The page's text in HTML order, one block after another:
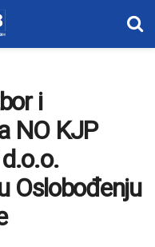
i
NO KJP
Oslobođenju